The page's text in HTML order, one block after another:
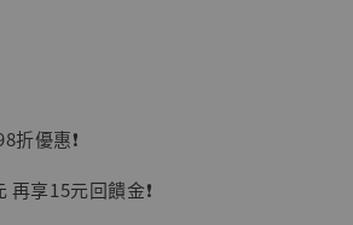
折優惠❗️
享15元回饋金❗️